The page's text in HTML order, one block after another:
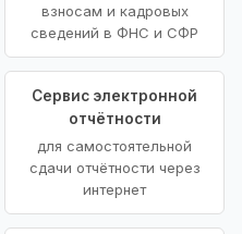
взносам и кадровых
сведений в ФНС и СФР
Сервис электронной
отчётности
для самостоятельной
сдачи отчётности через
интернет